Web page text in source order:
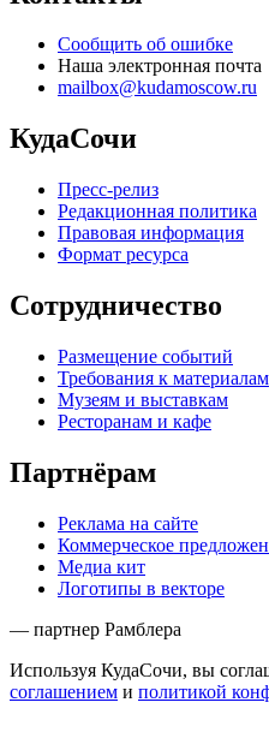
Сообщить об ошибке
Наша электронная почта
mailbox@kudamoscow.ru
КудаСочи
Пресс-релиз
Редакционная политика
Правовая информация
Формат ресурса
Сотрудничество
Размещение событий
Требования к материалам
Музеям и выставкам
Ресторанам и кафе
Партнёрам
Реклама на сайте
Коммерческое
Медиа кит
Логотипы в векторе
— партнер Рамблера
Используя КудаСочи, вы
соглашением и политикой